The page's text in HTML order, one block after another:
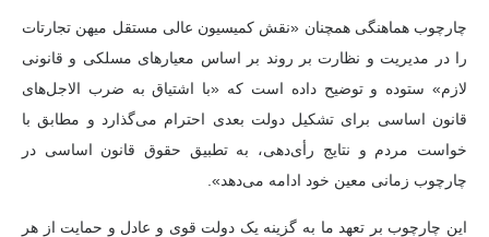
چارچوب هماهنگی همچنان «نقش کمیسیون عالی مستقل میهن تجارتات
را در مدیریت و نظارت بر روند بر اساس معیارهای مسلکی و قانونی
لازم» ستوده و توضیح داده است که «با اشتیاق به ضرب الاجل‌های
قانون اساسی برای تشکیل دولت بعدی احترام می‌گذارد و مطابق با
خواست مردم و نتایج رأی‌دهی، به تطبیق حقوق قانون اساسی در
چارچوب زمانی معین خود ادامه می‌دهد».
این چارچوب بر تعهد ما به گزینه یک دولت قوی و عادل و حمایت از هر